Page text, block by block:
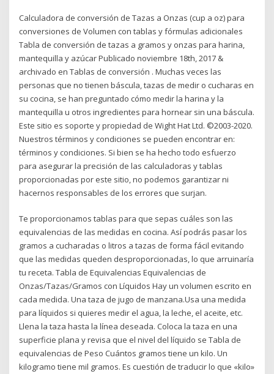
Calculadora de conversión de Tazas a Onzas (cup a oz) para
conversiones de Volumen con tablas y fórmulas adicionales
Tabla de conversión de tazas a gramos y onzas para harina,
mantequilla y azúcar Publicado noviembre 18th, 2017 &
archivado en Tablas de conversión . Muchas veces las
personas que no tienen báscula, tazas de medir o cucharas en
su cocina, se han preguntado cómo medir la harina y la
mantequilla u otros ingredientes para hornear sin una báscula.
Este sitio es soporte y propiedad de Wight Hat Ltd. ©2003-2020.
Nuestros términos y condiciones se pueden encontrar en:
términos y condiciones. Si bien se ha hecho todo esfuerzo
para asegurar la precisión de las calculadoras y tablas
proporcionadas por este sitio, no podemos garantizar ni
hacernos responsables de los errores que surjan.
Te proporcionamos tablas para que sepas cuáles son las
equivalencias de las medidas en cocina. Así podrás pasar los
gramos a cucharadas o litros a tazas de forma fácil evitando
que las medidas queden desproporcionadas, lo que arruinaría
tu receta. Tabla de Equivalencias Equivalencias de
Onzas/Tazas/Gramos con Líquidos Hay un volumen escrito en
cada medida. Una taza de jugo de manzana.Usa una medida
para líquidos si quieres medir el agua, la leche, el aceite, etc.
Llena la taza hasta la línea deseada. Coloca la taza en una
superficie plana y revisa que el nivel del líquido se Tabla de
equivalencias de Peso Cuántos gramos tiene un kilo. Un
kilogramo tiene mil gramos. Es cuestión de traducir lo que «kilo»